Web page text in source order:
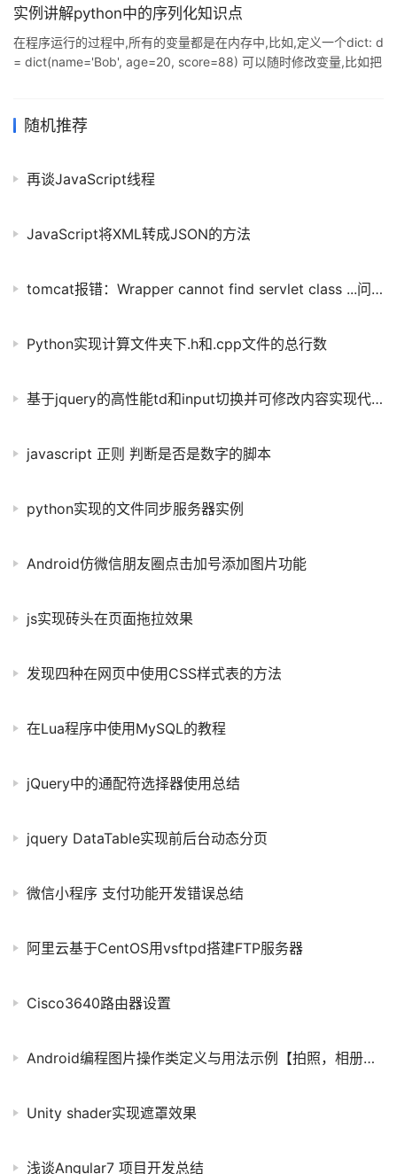
实例讲解python中的序列化知识点
在程序运行的过程中,所有的变量都是在内存中,比如,定义一个dict: d
= dict(name='Bob', age=20, score=88) 可以随时修改变量,比如把
量又被初始化为'Bob'. 我们把变量从内存中变成可存储或传输的过程
随机推荐
再谈JavaScript线程
JavaScript将XML转成JSON的方法
tomcat报错：Wrapper cannot find servlet class ...问题解决
Python实现计算文件夹下.h和.cpp文件的总行数
基于jquery的高性能td和input切换并可修改内容实现代码
javascript 正则 判断是否是数字的脚本
python实现的文件同步服务器实例
Android仿微信朋友圈点击加号添加图片功能
js实现砖头在页面拖拉效果
发现四种在网页中使用CSS样式表的方法
在Lua程序中使用MySQL的教程
jQuery中的通配符选择器使用总结
jquery DataTable实现前后台动态分页
微信小程序 支付功能开发错误总结
阿里云基于CentOS用vsftpd搭建FTP服务器
Cisco3640路由器设置
Android编程图片操作类定义与用法示例【拍照，相册选图及裁剪】
Unity shader实现遮罩效果
浅谈Angular7 项目开发总结